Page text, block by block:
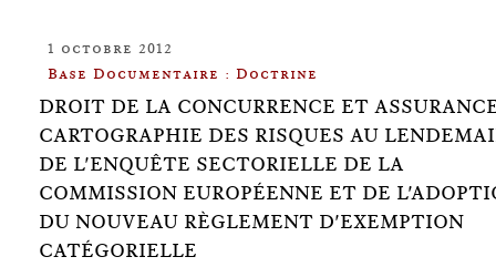
1 octobre 2012
Base Documentaire : Doctrine
DROIT DE LA CONCURRENCE ET
CARTOGRAPHIE DES RISQUES AU
DE L'ENQUÊTE SECTORIELLE DE LA
COMMISSION EUROPÉENNE ET DE
DU NOUVEAU RÈGLEMENT D'EXEMPTION
CATÉGORIELLE